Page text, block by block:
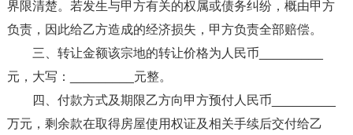
界限清楚。若发生与甲方有关的权属或债务纠纷，概由甲方
负责，因此给乙方造成的经济损失，甲方负责全部赔偿。
三、转让金额该宗地的转让价格为人民币_________
元，大写：_________元整。
四、付款方式及期限乙方向甲方预付人民币_________
万元，剩余款在取得房屋使用权证及相关手续后交付给乙